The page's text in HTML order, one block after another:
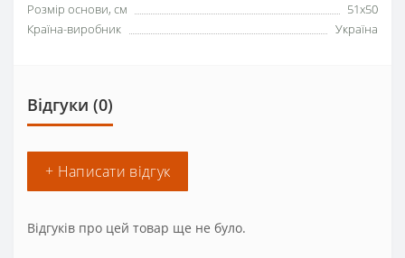
Розмір основи, см
51х50
Країна-виробник
Україна
Відгуки (0)
+ Написати відгук
Відгуків про цей товар ще не було.